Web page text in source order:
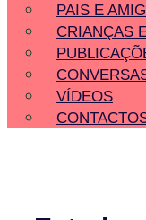
PAIS E
CRIANÇAS
VÍDEOS